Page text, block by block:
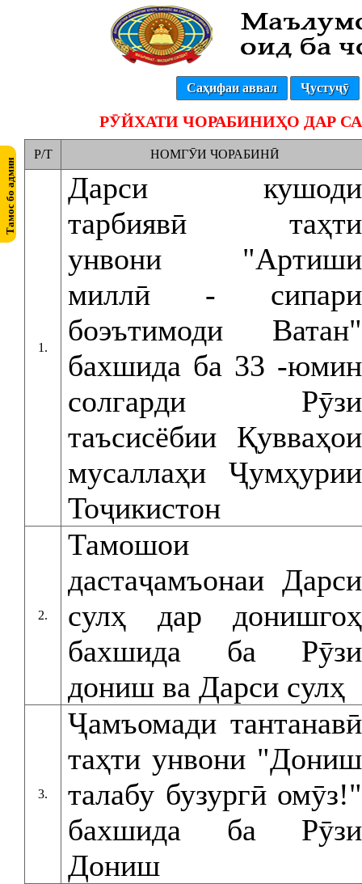
Саҳифаи аввал Ҷустуҷӯ
РӮЙХАТИ ЧОРАБИНИҲО ДАР
Р/Т НОМГӮИ ЧОРАБИНӢ
1.
Дарси кушоди
тарбиявӣ таҳти
унвони "Артиши
миллӣ - сипари
боэътимоди Ватан"
бахшида ба 33 -юмин
солгарди Рӯзи
таъсисёбии Қувваҳои
мусаллаҳи Ҷумҳурии
Тоҷикистон
2.
Тамошои
дастаҷамъонаи Дарси
сулҳ дар донишгоҳ
бахшида ба Рӯзи
дониш ва Дарси сулҳ
3.
Ҷамъомади тантанавӣ
таҳти унвони "Дониш
талабу бузургӣ омӯз!"
бахшида ба Рӯзи
Дониш